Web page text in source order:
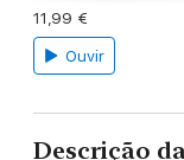
11,99 €
Ouvir
Descrição